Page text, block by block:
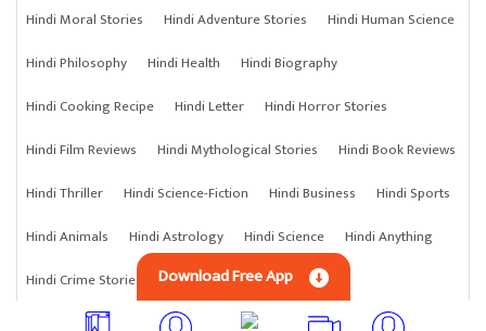
Hindi Moral Stories
Hindi Adventure Stories
Hindi Human Science
Hindi Philosophy
Hindi Health
Hindi Biography
Hindi Cooking Recipe
Hindi Letter
Hindi Horror Stories
Hindi Film Reviews
Hindi Mythological Stories
Hindi Book Reviews
Hindi Thriller
Hindi Science-Fiction Hindi Business
Hindi Sports
Hindi Animals
Hindi Astrology Hindi Science
Hindi Anything
Hindi Crime Stories
Download Free App